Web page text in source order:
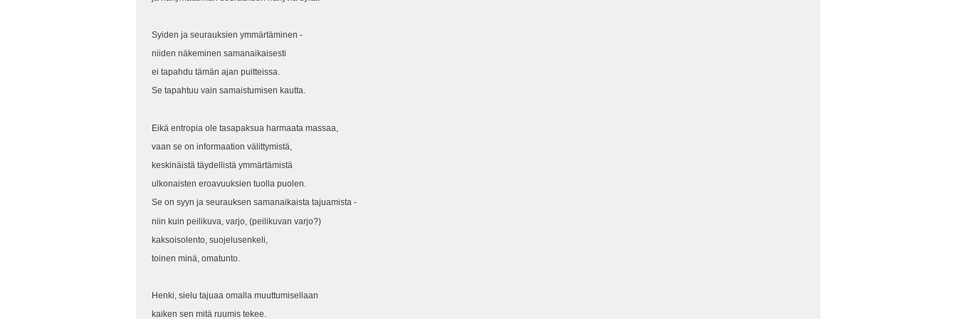
Syiden ja seurauksien ymmärtäminen -
niiden näkeminen samanaikaisesti
ei tapahdu tämän ajan puitteissa.
Se tapahtuu vain samaistumisen kautta.
Eikä entropia ole tasapaksua harmaata massaa,
vaan se on informaation välittymistä,
keskinäistä täydellistä ymmärtämistä
ulkonaisten eroavuuksien tuolla puolen.
Se on syyn ja seurauksen samanaikaista tajuamista -
niin kuin peilikuva, varjo, (peilikuvan varjo?)
kaksoisolento, suojelusenkeli,
toinen minä, omatunto.
Henki, sielu tajuaa omalla muuttumisellaan
kaiken sen mitä ruumis tekee.